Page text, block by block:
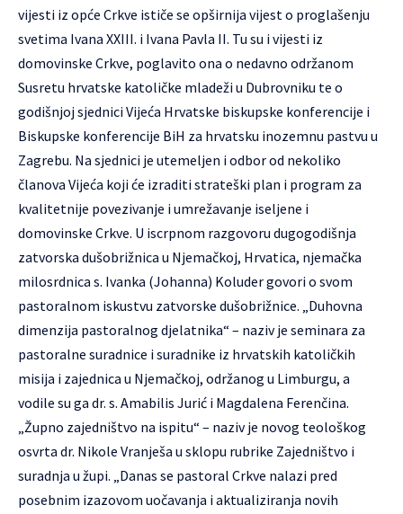
vijesti iz opće Crkve ističe se opširnija vijest o proglašenju
svetima Ivana XXIII. i Ivana Pavla II. Tu su i vijesti iz
domovinske Crkve, poglavito ona o nedavno održanom
Susretu hrvatske katoličke mladeži u Dubrovniku te o
godišnjoj sjednici Vijeća Hrvatske biskupske konferencije i
Biskupske konferencije BiH za hrvatsku inozemnu pastvu u
Zagrebu. Na sjednici je utemeljen i odbor od nekoliko
članova Vijeća koji će izraditi strateški plan i program za
kvalitetnije povezivanje i umrežavanje iseljene i
domovinske Crkve. U iscrpnom razgovoru dugogodišnja
zatvorska dušobrižnica u Njemačkoj, Hrvatica, njemačka
milosrdnica s. Ivanka (Johanna) Koluder govori o svom
pastoralnom iskustvu zatvorske dušobrižnice. „Duhovna
dimenzija pastoralnog djelatnika“ – naziv je seminara za
pastoralne suradnice i suradnike iz hrvatskih katoličkih
misija i zajednica u Njemačkoj, održanog u Limburgu, a
vodile su ga dr. s. Amabilis Jurić i Magdalena Ferenčina.
„Župno zajedništvo na ispitu“ – naziv je novog teološkog
osvrta dr. Nikole Vranješa u sklopu rubrike Zajedništvo i
suradnja u župi. „Danas se pastoral Crkve nalazi pred
posebnim izazovom uočavanja i aktualiziranja novih